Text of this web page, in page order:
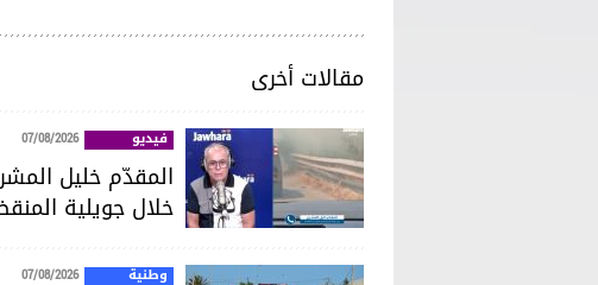
مقالات أخرى
فيديو 07/08/2026
خلال جويلية
وطنية 07/08/2026